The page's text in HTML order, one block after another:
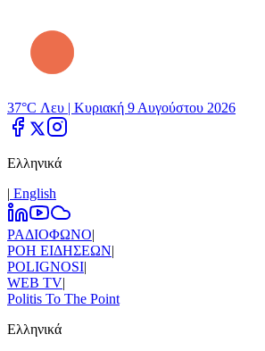
37°C Λευ | Κυριακή 9 Αυγούστου 2026
Ελληνικά
| Εnglish
ΡΑΔΙΟΦΩΝΟ|
ΡΟΗ ΕΙΔΗΣΕΩΝ|
POLIGNOSI|
WEB TV|
Politis To The Point
Ελληνικά